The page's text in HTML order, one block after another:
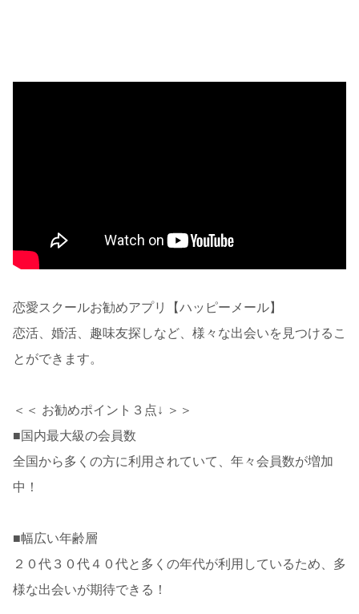
恋愛スクールお勧めアプリ【ハッピーメール】
恋活、婚活、趣味友探しなど、様々な出会いを見つけるこ
とができます。
＜＜ お勧めポイント３点↓ ＞＞
■国内最大級の会員数
全国から多くの方に利用されていて、年々会員数が増加
中！
■幅広い年齢層
２０代３０代４０代と多くの年代が利用しているため、多
様な出会いが期待できる！